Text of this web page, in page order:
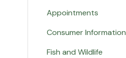
Appointments
Consumer Information
Fish and Wildlife